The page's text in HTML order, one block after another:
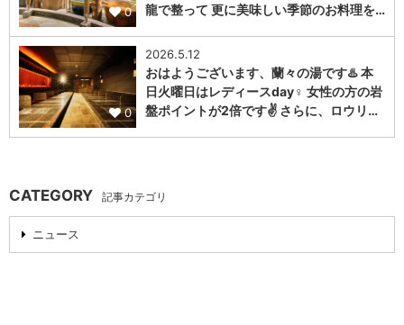
0
龍で整って 更に美味しい季節のお料理を…
0
2026.5.12
おはようございます、蘭々の湯です♨️ 本
日火曜日はレディースday♀️ 女性の方の岩
盤ポイントが2倍です✌️ さらに、ロウリ…
CATEGORY 記事カテゴリ
ニュース